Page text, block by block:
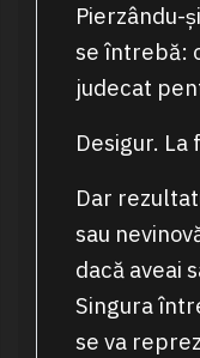
Pierzându-
se întrebă:
judecat
Desigur.
Dar
sau
dacă aveai
Singura
se va